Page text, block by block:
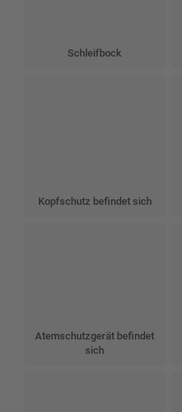
Schleifbock
Kopfschutz befindet sich
Atemschutzgerät befindet
sich